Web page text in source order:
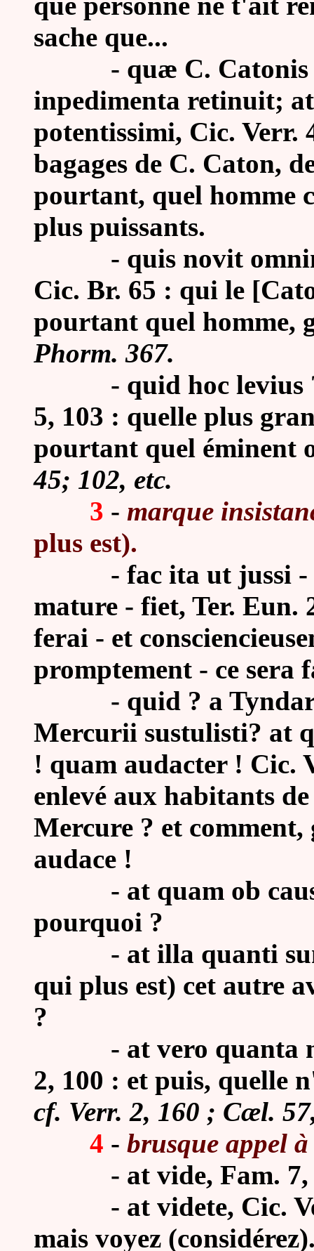
sache que...
- quæ C.
inpedimenta retinuit;
potentissimi, Cic. Verr.
bagages de C. Caton,
pourtant, quel homme
plus puissants.
- quis novit
Cic. Br. 65 : qui le
pourtant quel homme,
Phorm. 367.
- quid hoc levius
5, 103 : quelle plus
pourtant quel éminent
45; 102, etc.
3 - marque
plus est).
- fac ita ut jussi
mature - fiet, Ter. Eun.
ferai - et
promptement - ce sera
- quid ? a
Mercurii sustulisti? at
! quam audacter ! Cic.
enlevé aux habitants
Mercure ? et
audace !
- at quam ob
pourquoi ?
- at illa quanti
qui plus est) cet autre
?
- at vero quanta
2, 100 : et puis, quelle
cf. Verr. 2, 160 ; Cæl.
4 - brusque appel
- at vide, Fam.
- at videte, Cic.
mais voyez